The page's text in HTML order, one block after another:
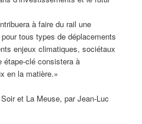
à faire du rail une
tous types de déplacements
enjeux climatiques, sociétaux
étape-clé consistera à
en la matière.»
et La Meuse, par Jean-Luc